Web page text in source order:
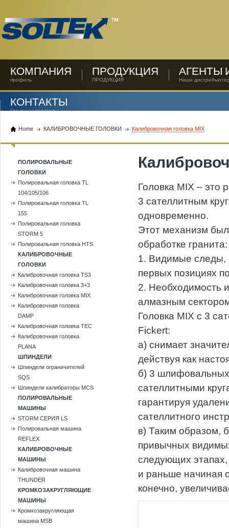
КОМПАНИЯ
профиль
ПРОДУКЦИЯ
ПРОДУКЦИЯ
АГЕНТЫ
Наши
КОНТАКТЫ
Где мы находимся
Home КАЛИБРОВОЧНЫЕ ГОЛОВКИ Калибровочная головка MIX
ПОЛИРОВАЛЬНЫЕ
ГОЛОВКИ
Полировальная головка TL
104/105/106
Полировальная головка TL
155
Полировальная головка
STORM 5
Полировальная головка HTS
КАЛИБРОВОЧНЫЕ
ГОЛОВКИ
Калибровочная головка TS3
Калибровочная головка 3+3
Калибровочная головка MIX
Калибровочная головка
DAMP
Калибровочная головка TEC
Калибровочная головка
PLANA
ШПИНДЕЛИ
Шпиндели ограничителей
SQS
Шпиндели калибраторы MCS
ПОЛИРОВАЛЬНЫЕ
МАШИНЫ
STORM СЕРИЯ LS
Полировальная машина
REFLEX
КАЛИБРОВОЧНЫЕ
МАШИНЫ
Калибровочная машина
THUNDER
КРОМКОЗАКРУГЛЯЮЩИЕ
МАШИНЫ
Кромкозакругляющая
машина MSB
Головка MIX – это
3 сателлитным
одновременно.
Этот механизм
обработке гранита:
1. Видимые следы,
первых позициях
2. Необходимость
алмазным
Головка MIX с 3
Fickert:
а) снимает
действуя как
б) 3
сателлитными
гарантируя
сателлитного
в) Таким образом,
привычных
следующих
и раньше начиная
конечно,